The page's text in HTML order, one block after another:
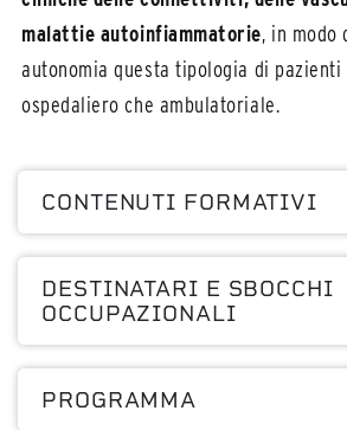
malattie autoinfiammatorie, in modo
autonomia questa tipologia di
ospedaliero che ambulatoriale.
CONTENUTI FORMATIVI
DESTINATARI E SBOCCHI
OCCUPAZIONALI
PROGRAMMA